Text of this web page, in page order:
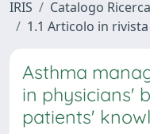
IRIS Catalogo Ricerca
1.1 Articolo in rivista
Asthma
in physicians'
patients'